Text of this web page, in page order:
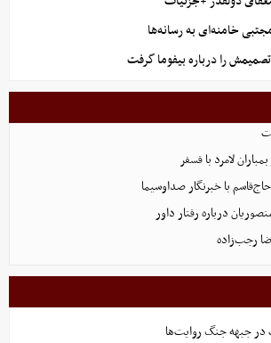
خامنه‌ای به رسانه‌ها
تصمیمش را درباره بیفوما گرفت
لامرد با فسفر
با خبرنگار صداوسیما
درباره رفتار داور
رجب‌زاده
در جبهه جنگ روایت‌ها